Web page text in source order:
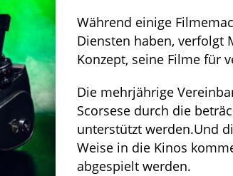
Während einige
Diensten haben, verfolgt
Konzept, seine Filme für
Die mehrjährige
Scorsese durch die
unterstützt werden.Und
Weise in die Kinos
abgespielt werden.